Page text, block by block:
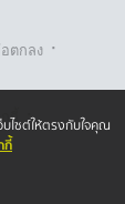
ตกลง ·
กี้ ·
บไซต์ให้ตรงกับใจคุณ
กี้